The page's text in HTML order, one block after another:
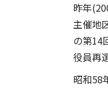
昨年
主催地
の第14
役員再
昭和58